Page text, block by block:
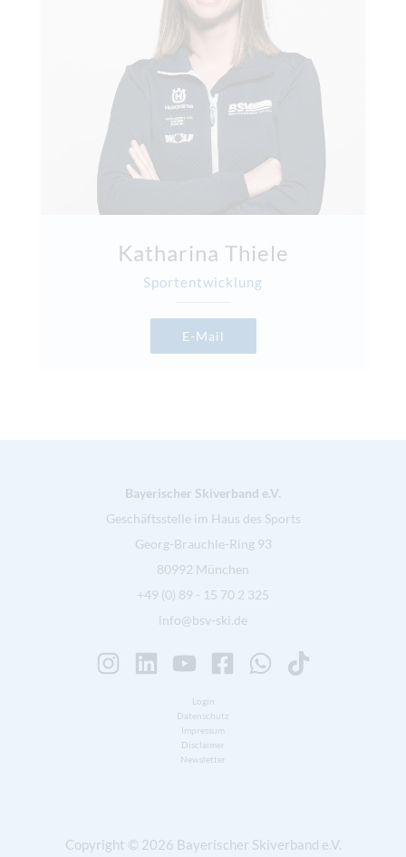
Katharina Thiele
Sportentwicklung
E-Mail
Bayerischer Skiverband e.V.
Geschäftsstelle im Haus des Sports
Georg-Brauchle-Ring 93
80992 München
+49 (0) 89 - 15 70 2 325
info@bsv-ski.de
Login
Datenschutz
Impressum
Disclaimer
Newsletter
Copyright © 2026 Bayerischer Skiverband e.V.